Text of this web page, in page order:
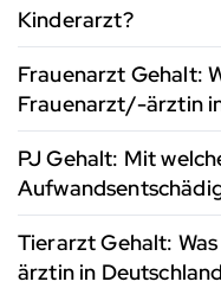
Kinderarzt?
Frauenarzt Gehalt:
Frauenarzt/-ärztin
PJ Gehalt: Mit
Tierarzt Gehalt:
ärztin in